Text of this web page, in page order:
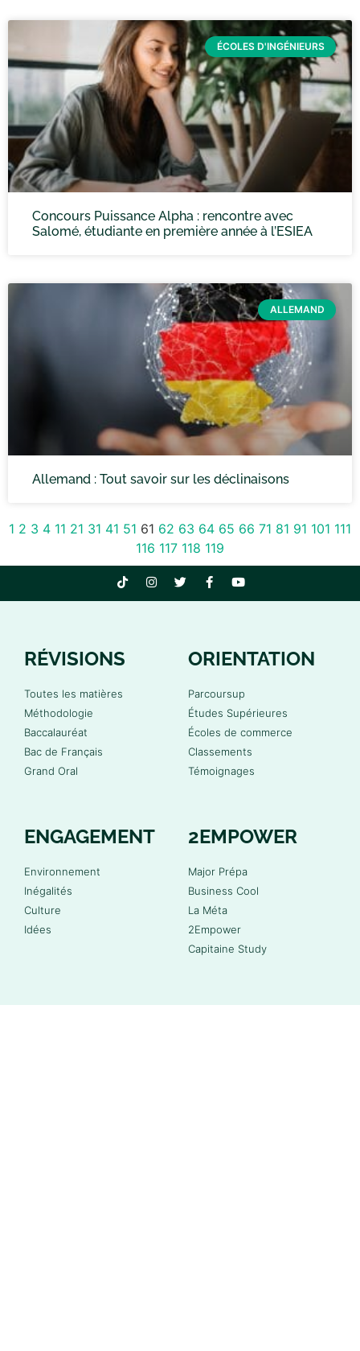
ÉCOLES D'INGÉNIEURS
Concours Puissance Alpha : rencontre avec
Salomé, étudiante en première année à l’ESIEA
ALLEMAND
Allemand : Tout savoir sur les déclinaisons
1 2 3 4 11 21 31 41 51 61 62 63 64 65 66 71 81 91 101 111
116 117 118 119
RÉVISIONS
Toutes les matières
Méthodologie
Baccalauréat
Bac de Français
Grand Oral
ORIENTATION
Parcoursup
Études Supérieures
Écoles de commerce
Classements
Témoignages
ENGAGEMENT
Environnement
Inégalités
Culture
Idées
2EMPOWER
Major Prépa
Business Cool
La Méta
2Empower
Capitaine Study